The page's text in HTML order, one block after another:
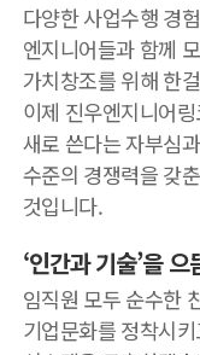
다양한 사업수행 경
엔지니어들과 함께
가치창조를 위해 한
이제 진우엔지니어
새로 쓴다는 자부심
수준의 경쟁력을 갖
것입니다.
‘인간과 기술’을
임직원 모두 순수한
기업문화를 정착시